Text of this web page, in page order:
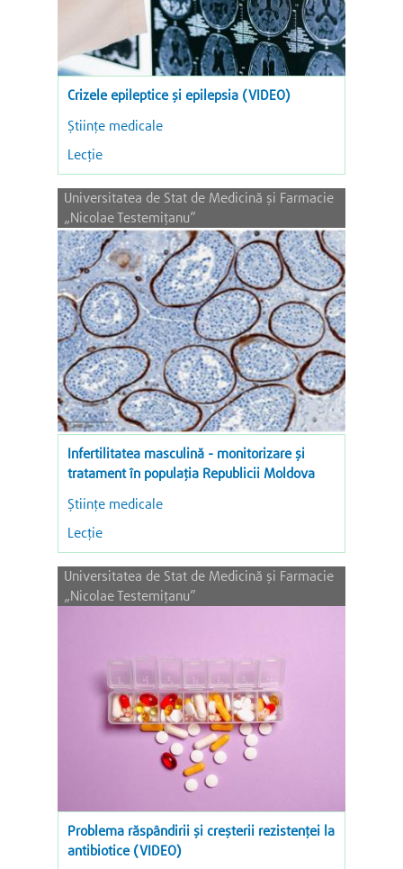
Crizele epileptice și epilepsia (VIDEO)
Științe medicale
Lecție
Universitatea de Stat de Medicină și Farmacie
„Nicolae Testemițanu”
Infertilitatea masculină - monitorizare și
tratament în populația Republicii Moldova
Științe medicale
Lecție
Universitatea de Stat de Medicină și Farmacie
„Nicolae Testemițanu”
Problema răspândirii și creșterii rezistenței la
antibiotice (VIDEO)